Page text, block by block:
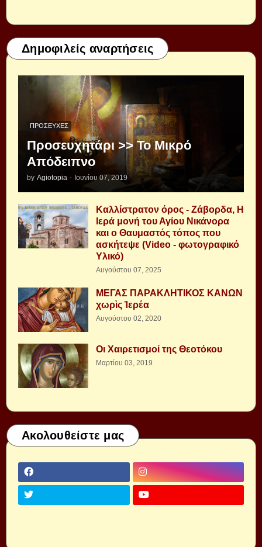
Δημοφιλείς αναρτήσεις
ΠΡΟΣΕΥΧΈΣ
Προσευχητάρι >> Το Μικρό
Απόδειπνο
by Agiotopia - Ιουνίου 07, 2019
Καλλίστρατον όρος - Ζάβορδα, Η
Ιερά μονή του Αγίου Νικάνορα
και ο Θαυμαστός τόπος που
ασκήτεψε (Video - φωτογραφικό
Υλικό)
Αυγούστου 07, 2025
ΜΕΓΑΣ ΠΑΡΑΚΛΗΤΙΚΟΣ ΚΑΝΩΝ
χωρὶς Ἱερέα
Αυγούστου 02, 2020
Οι Χαιρετισμοί της Θεοτόκου
Μαρτίου 03, 2019
Ακολουθείστε μας